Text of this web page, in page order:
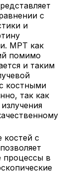
с
и
МРТ как
помимо
и таким
костными
так как
костей с
процессы в